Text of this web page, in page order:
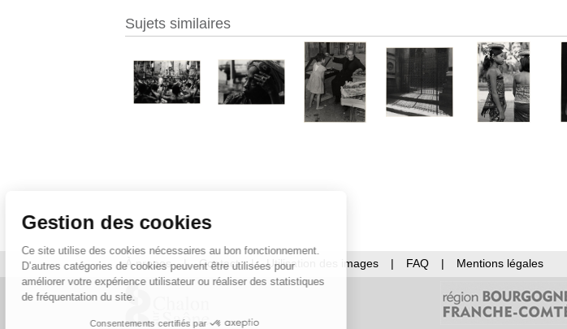
Sujets similaires
À propos | Contact | Utilisation des images | FAQ | Mentions légales
Gestion des cookies
Ce site utilise des cookies nécessaires au bon fonctionnement.
D’autres catégories de cookies peuvent être utilisées pour
améliorer votre expérience utilisateur ou réaliser des statistiques
de fréquentation du site.
Consentements certifiés par